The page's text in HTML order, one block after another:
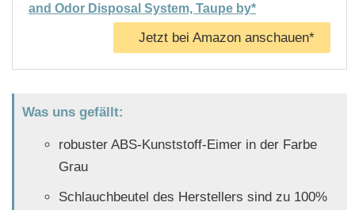
and Odor Disposal System, Taupe by*
Jetzt bei Amazon anschauen*
Was uns gefällt:
robuster ABS-Kunststoff-Eimer in der Farbe
Grau
Schlauchbeutel des Herstellers sind zu 100%